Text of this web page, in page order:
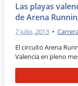
Las playas
de Arena
7 julio, 2013 •
El circuito Arena
Valencia en pleno